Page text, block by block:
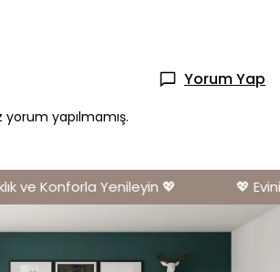
Yorum Yap
yapılmamış.
ve Konforla Yenileyin 💖 💖